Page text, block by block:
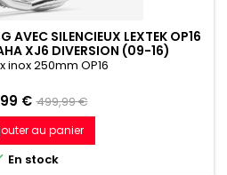
AVEC SILENCIEUX LEXTEK OP16
XJ6 DIVERSION (09-16)
inox 250mm OP16
€ Prix
de
référence
499,99 €
au panier
En stock